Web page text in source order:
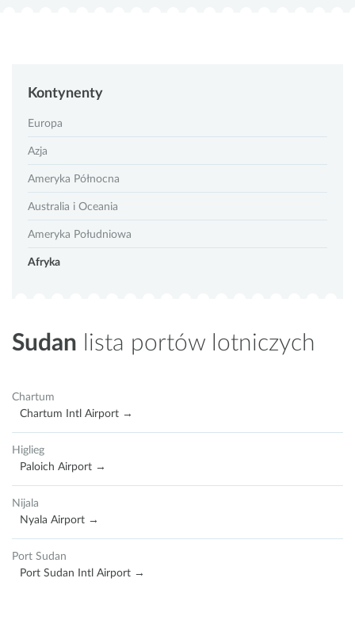
Kontynenty
Europa
Azja
Ameryka Północna
Australia i Oceania
Ameryka Południowa
Afryka
Sudan lista portów lotniczych
Chartum
Chartum Intl Airport →
Higlieg
Paloich Airport →
Nijala
Nyala Airport →
Port Sudan
Port Sudan Intl Airport →